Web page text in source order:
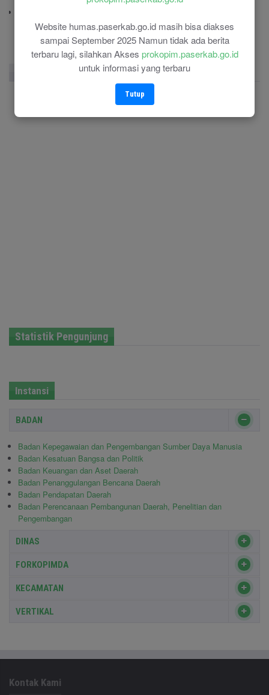
Website humas.paserkab.go.id masih bisa diakses
sampai September 2025 Namun tidak ada berita
terbaru lagi, silahkan Akses prokopim.paserkab.go.id
untuk informasi yang terbaru
Tutup
(0543) 21118
Facebook Page Twitter Instagram
Statistik Pengunjung
Instansi
BADAN
Badan Kepegawaian dan Pengembangan Sumber Daya Manusia
Badan Kesatuan Bangsa dan Politik
Badan Keuangan dan Aset Daerah
Badan Penanggulangan Bencana Daerah
Badan Pendapatan Daerah
Badan Perencanaan Pembangunan Daerah, Penelitian dan
Pengembangan
DINAS
FORKOPIMDA
KECAMATAN
VERTIKAL
Kontak Kami